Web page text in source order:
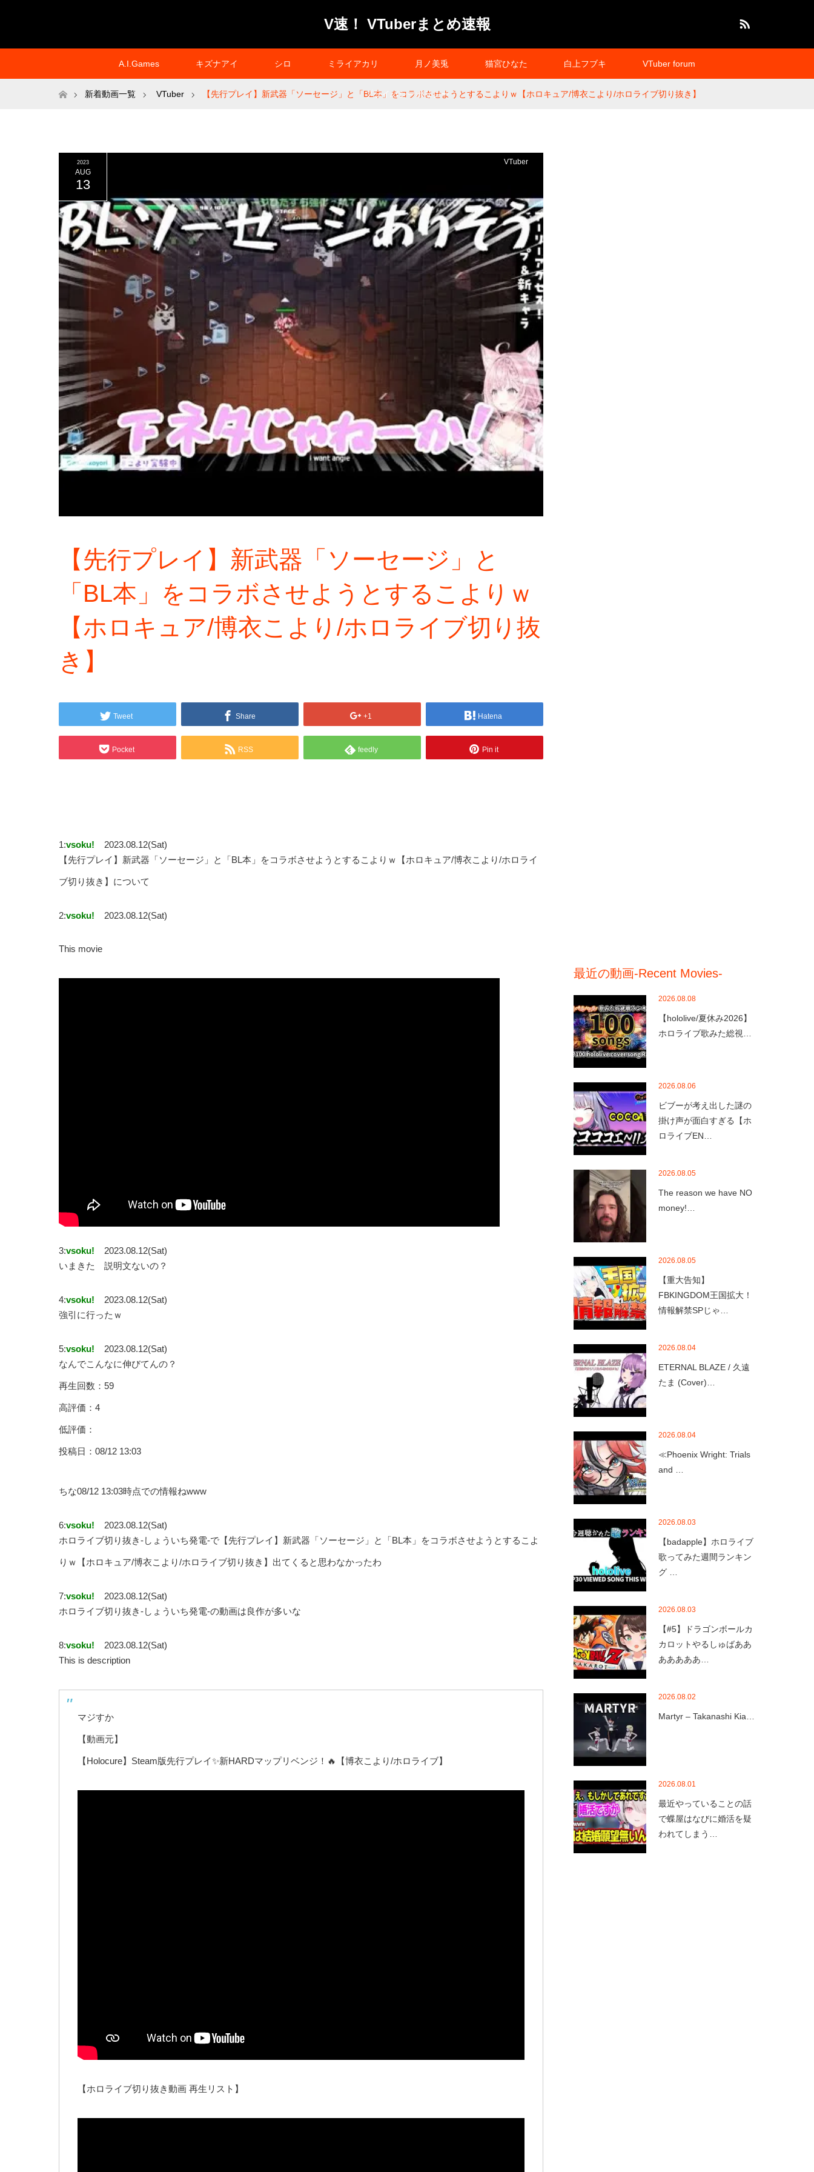
V速！ VTuberまとめ速報
A.I.Games キズナアイ シロ ミライアカリ 月ノ美兎 猫宮ひなた 白上フブキ VTuber forum
プライバシーポリシー
ホーム新着動画一覧 VTuber 【先行プレイ】新武器「ソーセージ」と「BL本」をコラボさせようとするこよりｗ【ホロキュア/博衣こより/ホロライブ切り抜き】
2023
AUG
13
VTuber
【先行プレイ】新武器「ソーセージ」と
「BL本」をコラボさせようとするこよりｗ
【ホロキュア/博衣こより/ホロライブ切り抜
き】
Tweet Share +1 Hatena
Pocket RSS feedly Pin it
1:vsoku!
2023.08.12(Sat)
【先行プレイ】新武器「ソーセージ」と「BL本」をコラボさせようとするこよりｗ【ホロキュア/博衣こより/ホロライ
ブ切り抜き】について
2:vsoku! 2023.08.12(Sat)
This movie
3:vsoku!
2023.08.12(Sat)
いまきた 説明文ないの？
4:vsoku!
2023.08.12(Sat)
強引に行ったｗ
5:vsoku!
2023.08.12(Sat)
なんでこんなに伸びてんの？
再生回数：59
高評価：4
低評価：
投稿日：08/12 13:03
ちな08/12 13:03時点での情報ねwww
6:vsoku!
2023.08.12(Sat)
ホロライブ切り抜き-しょういち発電-で【先行プレイ】新武器「ソーセージ」と「BL本」をコラボさせようとするこよ
りｗ【ホロキュア/博衣こより/ホロライブ切り抜き】出てくると思わなかったわ
7:vsoku!
2023.08.12(Sat)
ホロライブ切り抜き-しょういち発電-の動画は良作が多いな
8:vsoku!
2023.08.12(Sat)
This is description
マジすか
【動画元】
【Holocure】Steam版先行プレイ✨新HARDマップリベンジ！🔥【博衣こより/ホロライブ】
【ホロライブ切り抜き動画 再生リスト】
最近の動画-Recent Movies-
2026.08.08
【hololive/夏休み2026】
ホロライブ歌みた総視…
2026.08.06
ビブーが考え出した謎の
掛け声が面白すぎる【ホ
ロライブEN…
2026.08.05
The reason we have NO
money!…
2026.08.05
【重大告知】
FBKINGDOM王国拡大！
情報解禁SPじゃ…
2026.08.04
ETERNAL BLAZE / 久遠
たま (Cover)…
2026.08.04
≪Phoenix Wright: Trials
and …
2026.08.03
【badapple】ホロライブ
歌ってみた週間ランキン
グ …
2026.08.03
【#5】ドラゴンボールカ
カロットやるしゅばああ
あああああ…
2026.08.02
Martyr – Takanashi Kia…
2026.08.01
最近やっていることの話
で蝶屋はなびに婚活を疑
われてしまう…